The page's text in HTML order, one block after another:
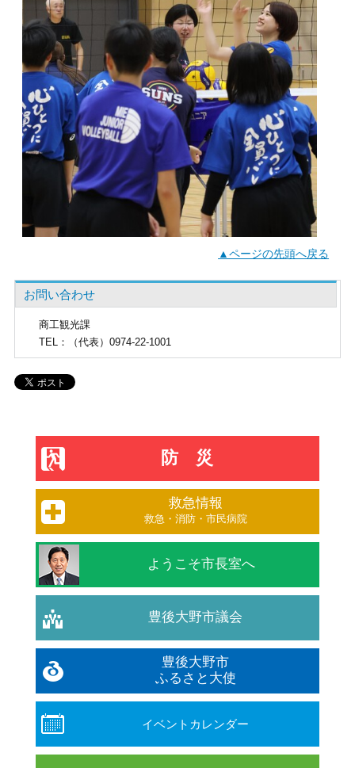
▲ページの先頭へ戻る
お問い合わせ
商工観光課
TEL ：（代表）0974-22-1001
防災
救急情報
救急・消防・市民病院
ようこそ市長室へ
豊後大野市議会
豊後大野市
ふるさと大使
イベントカレンダー